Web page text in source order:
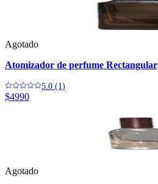
Agotado
Atomizador de perfume Rectangular
5.0 (1)
$4990
Agotado